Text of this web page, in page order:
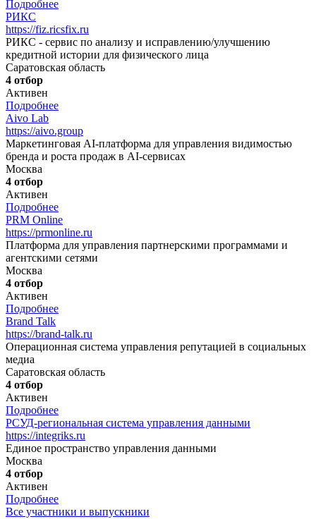
Подробнее
РИКС
https://fiz.ricsfix.ru
РИКС - сервис по анализу и исправлению/улучшению
кредитной истории для физического лица
Саратовская область
4 отбор
Активен
Подробнее
Aivo Lab
https://aivo.group
Маркетинговая AI-платформа для управления видимостью
бренда и роста продаж в AI-сервисах
Москва
4 отбор
Активен
Подробнее
PRM Online
https://prmonline.ru
Платформа для управления партнерскими программами и
агентскими сетями
Москва
4 отбор
Активен
Подробнее
Brand Talk
https://brand-talk.ru
Операционная система управления репутацией в социальных
медиа
Саратовская область
4 отбор
Активен
Подробнее
РСУД-региональная система управления данными
https://integriks.ru
Единое пространство управления данными
Москва
4 отбор
Активен
Подробнее
Все участники и выпускники